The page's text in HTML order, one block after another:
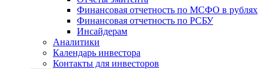
Финансовая отчетность по МСФО в рублях
Финансовая отчетность по РСБУ
Инсайдерам
Аналитики
Календарь инвестора
Контакты для инвесторов